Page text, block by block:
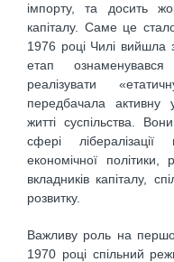
імпорту, та досить
капіталу. Саме це
1976 році Чилі вийшла
етап
реалізувати
передбачала активну
житті суспільства.
сфері лібералізації
економічної політики,
вкладників капіталу,
розвитку.
Важливу роль на
1970 році спільний